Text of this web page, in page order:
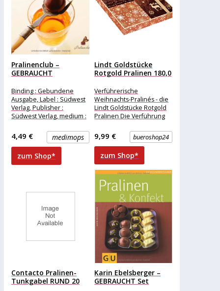
Pralinenclub –
GEBRAUCHT
& mehr:...
Binding : Gebundene
Ausgabe, Label : Südwest
Verlag, Publisher :
Südwest Verlag, medium :
numberOfPages : 128,
publicationDatemedimops
4,49 €
zum Shop*
Lindt Goldstücke
Rotgold Pralinen 180,0
Verführerische
Weihnachts-Pralinés - die
Lindt Goldstücke Rotgold
Pralinen Die Verführung
hochwertigen,
weihnachtlichen
Geschenkverpackung
daher. Darin eingepackt
sind
bueroshop24
9,99 €
zum Shop*
Contacto Pralinen-
Tunkgabel RUND 20
Karin Ebelsberger –
GEBRAUCHT Set